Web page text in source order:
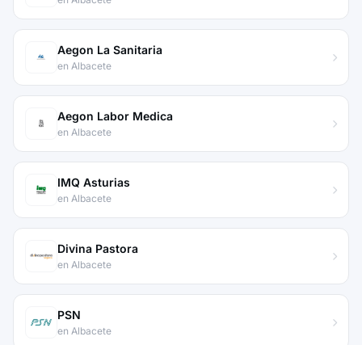
Aegon La Sanitaria
en Albacete
Aegon Labor Medica
en Albacete
IMQ Asturias
en Albacete
Divina Pastora
en Albacete
PSN
en Albacete